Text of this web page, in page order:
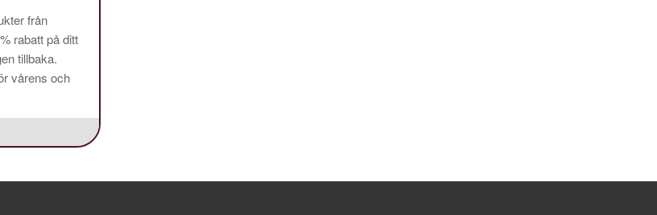
från
rabatt på ditt
tillbaka.
vårens och